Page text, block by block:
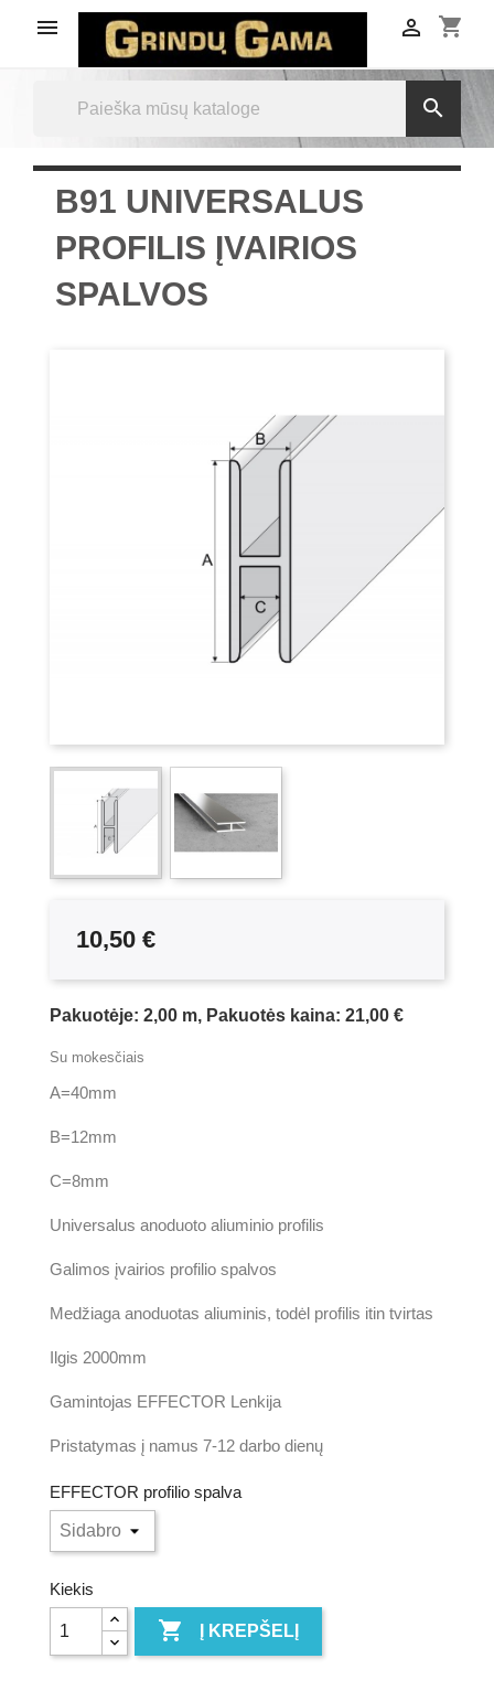
 shopping_cart


B91 UNIVERSALUS
PROFILIS ĮVAIRIOS
SPALVOS
10,50 €
Pakuotėje: 2,00 m, Pakuotės kaina: 21,00 €
Su mokesčiais
A=40mm
B=12mm
C=8mm
Universalus anoduoto aliuminio profilis
Galimos įvairios profilio spalvos
Medžiaga anoduotas aliuminis, todėl profilis itin tvirtas
Ilgis 2000mm
Gamintojas EFFECTOR Lenkija
Pristatymas į namus 7-12 darbo dienų
EFFECTOR profilio spalva
Kiekis
 Į KREPŠELĮ